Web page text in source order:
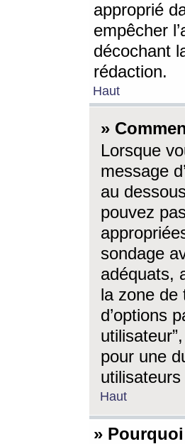
approprié
empêcher
décochant
rédaction.
Haut
»
Lorsque
message
au
pouvez
sondage
adéquats,
la zone de
d’options
pour une
Haut
»